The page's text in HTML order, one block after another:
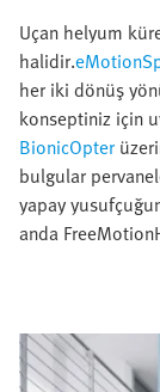
Uçan helyum
halidir.
her iki dönüş
konseptiniz için
BionicOpter
bulgular
yapay
anda